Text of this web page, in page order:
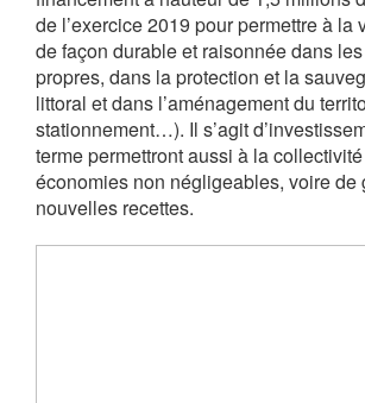
de l’exercice 2019 pour permettre à la
de façon durable et raisonnée dans
propres, dans la protection et la
littoral et dans l’aménagement du
stationnement…). Il s’agit
terme permettront aussi à la
économies non négligeables, voire de
nouvelles recettes.